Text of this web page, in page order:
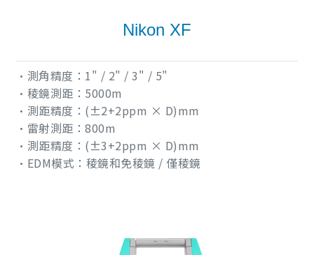
Nikon XF
•測角精度：1" / 2" / 3" / 5"
•稜鏡測距：5000m
•測距精度：(±2+2ppm × D)mm
•雷射測距：800m
•測距精度：(±3+2ppm × D)mm
•EDM模式：稜鏡和免稜鏡 / 僅稜鏡